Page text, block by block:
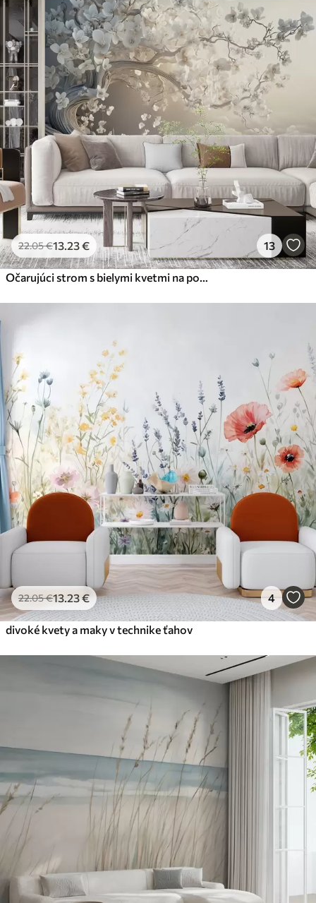
22.05€13 .23€ 13
22.05€13 .23€ 4
divoké kvety a maky v technike ťahov